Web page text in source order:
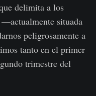
delimita a los
—actualmente situada
peligrosamente a
tanto en el primer
trimestre del